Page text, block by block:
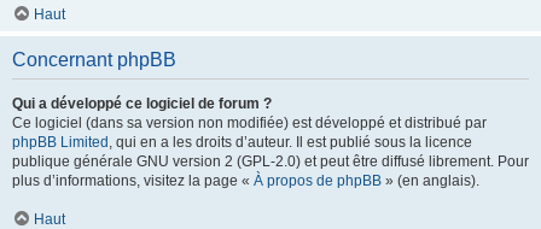
Haut
Concernant phpBB
Qui a développé ce logiciel de forum ?
Ce logiciel (dans sa version non modifiée) est développé et distribué par
phpBB Limited , qui en a les droits d’auteur. Il est publié sous la licence
publique générale GNU version 2 (GPL-2.0) et peut être diffusé librement. Pour
plus d’informations, visitez la page « À propos de phpBB » (en anglais).
Haut